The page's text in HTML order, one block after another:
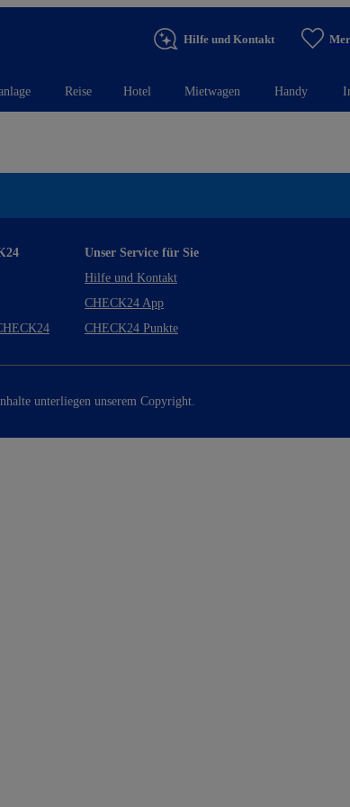
Hilfe und Kontakt
Reise Hotel Mietwagen Handy
Unser Service für Sie
Hilfe und Kontakt
CHECK24 App
CHECK24 Punkte
unterliegen unserem Copyright.